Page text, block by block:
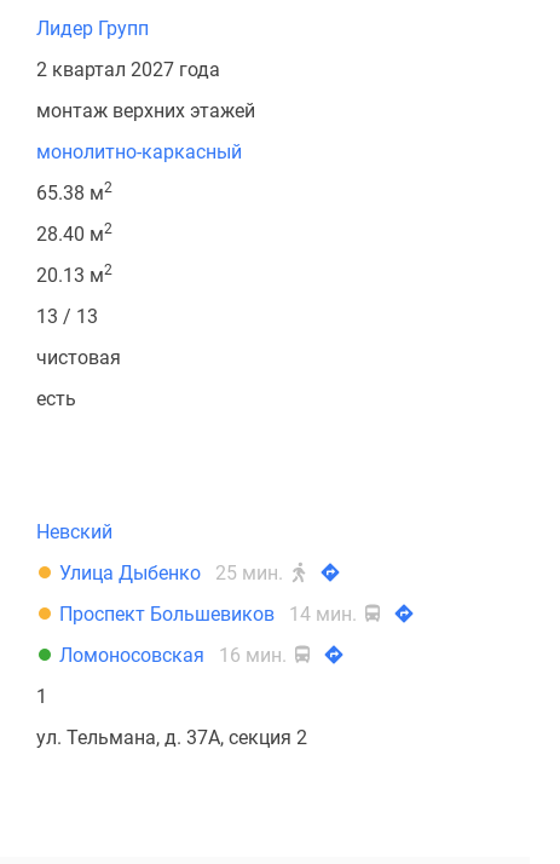
Лидер Групп
2 квартал 2027 года
монтаж верхних этажей
монолитно-каркасный
65.38 м2
28.40 м2
20.13 м2
13 / 13
чистовая
есть
Невский
Улица Дыбенко
25 мин.
Проспект Большевиков
14 мин.
Ломоносовская
16 мин.
1
ул. Тельмана, д. 37А, секция 2